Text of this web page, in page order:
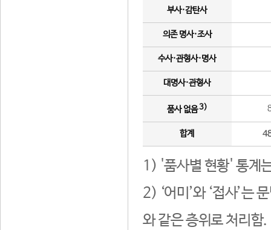
부사·감탄사
의존 명사·조사
수사·관형사·명사
대명사·관형사
품사 없음3)
합계
1) '품사별 현황' 통계
2) ‘어미’와 ‘접사’는
와 같은 층위로 처리함.